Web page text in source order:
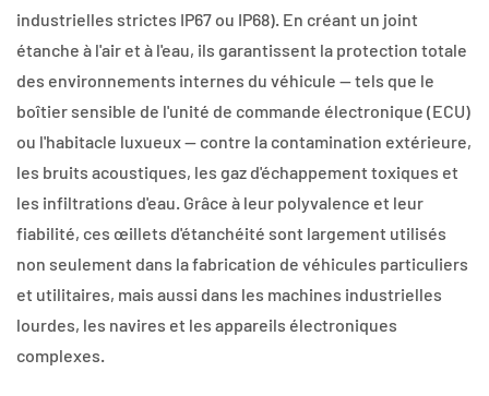
industrielles strictes IP67 ou IP68). En créant un joint
étanche à l'air et à l'eau, ils garantissent la protection totale
des environnements internes du véhicule — tels que le
boîtier sensible de l'unité de commande électronique (ECU)
ou l'habitacle luxueux — contre la contamination extérieure,
les bruits acoustiques, les gaz d'échappement toxiques et
les infiltrations d'eau. Grâce à leur polyvalence et leur
fiabilité, ces œillets d'étanchéité sont largement utilisés
non seulement dans la fabrication de véhicules particuliers
et utilitaires, mais aussi dans les machines industrielles
lourdes, les navires et les appareils électroniques
complexes.